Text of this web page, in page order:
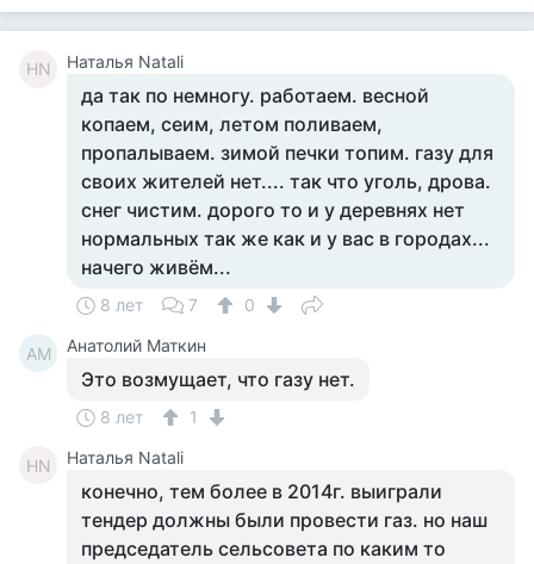
НN Наталья Natali
да так по немногу. работаем. весной
копаем, сеим, летом поливаем,
пропалываем. зимой печки топим. газу для
своих жителей нет.... так что уголь, дрова.
снег чистим. дорого то и у деревнях нет
нормальных так же как и у вас в городах...
начего живём...
8 лет 7 0
АМ Анатолий Маткин
Это возмущает, что газу нет.
8 лет 1
НN Наталья Natali
конечно, тем более в 2014г. выиграли
тендер должны были провести газ. но наш
председатель сельсовета по каким то